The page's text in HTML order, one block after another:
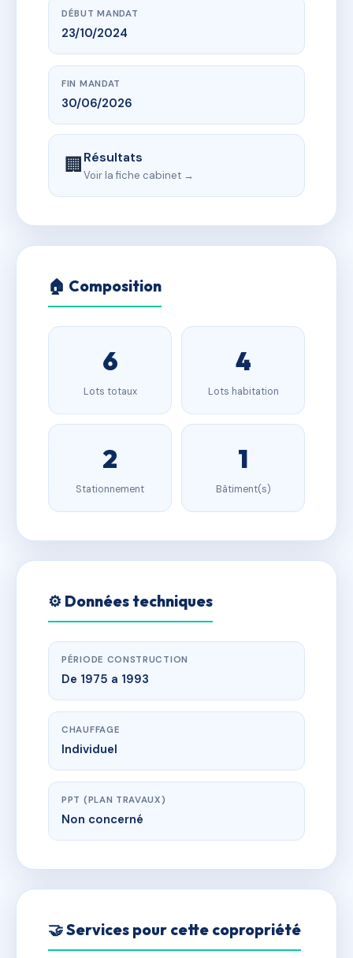
DÉBUT MANDAT
23/10/2024
FIN MANDAT
30/06/2026
🏢Résultats
Voir la fiche cabinet →
🏠 Composition
6
Lots totaux
4
Lots habitation
2
Stationnement
1
Bâtiment(s)
⚙️ Données techniques
PÉRIODE CONSTRUCTION
De 1975 a 1993
CHAUFFAGE
Individuel
PPT (PLAN TRAVAUX)
Non concerné
🤝 Services pour cette copropriété